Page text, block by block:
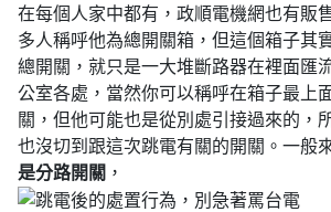
在每個人家中都有，政順電機網也有販
多人稱呼他為總開關箱，但這個箱子其
總開關，就只是一大堆斷路器在裡面匯
公室各處，當然你可以稱呼在箱子最上
關，但他可能也是從別處引接過來的，
也沒切到跟這次跳電有關的開關。一般
是分路開關 ，